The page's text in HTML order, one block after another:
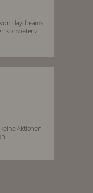
daydreams
Kompetenz
Aktionen